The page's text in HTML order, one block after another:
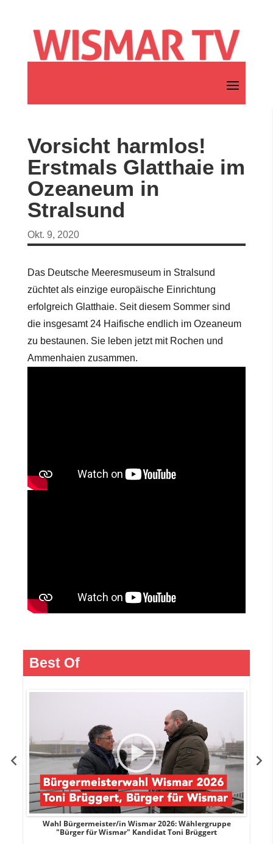
Vorsicht harmlos!
Erstmals Glatthaie im
Ozeaneum in
Stralsund
Okt. 9, 2020
Das Deutsche Meeresmuseum in Stralsund
züchtet als einzige europäische Einrichtung
erfolgreich Glatthaie. Seit diesem Sommer sind
die insgesamt 24 Haifische endlich im Ozeaneum
zu bestaunen. Sie leben jetzt mit Rochen und
Ammenhaien zusammen.
Best Of
Wahl Bürgermeister/in Wismar 2026: Wählergruppe
"Bürger für Wismar" Kandidat Toni Brüggert